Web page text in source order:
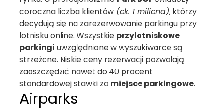
coroczna liczba klientów (ok. 1 miliona), którzy
decydują się na zarezerwowanie parkingu przy
lotnisku online. Wszystkie przylotniskowe
parkingi uwzględnione w wyszukiwarce są
strzeżone. Niskie ceny rezerwacji pozwalają
zaoszczędzić nawet do 40 procent
standardowej stawki za miejsce parkingowe.
Airparks